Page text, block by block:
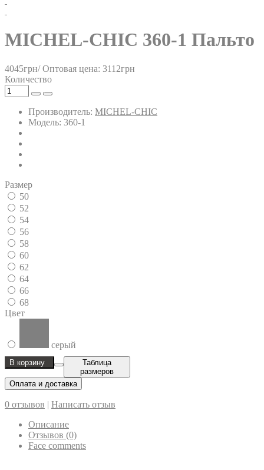
MICHEL-CHIC 360-1 Пальто
4045грн/ Оптовая цена: 3112грн
Количество
Производитель: MICHEL-CHIC
Модель: 360-1
Размер
50
52
54
56
58
60
62
64
66
68
Цвет
серый
В корзину
Таблица
размеров
Оплата и доставка
0 отзывов | Написать отзыв
Описание
Отзывов (0)
Face comments